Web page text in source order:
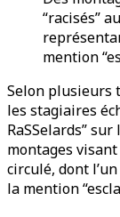
“racisés”
mention
Selon plusieurs
les stagiaires
RaSSelards”
montages
circulé, dont
la mention